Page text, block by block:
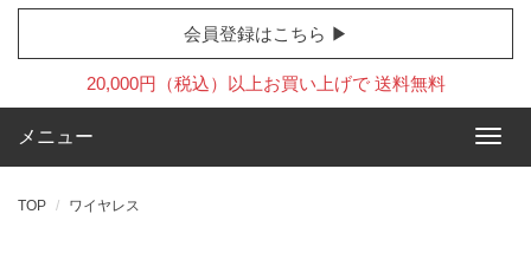
会員登録はこちら ▶
20,000円（税込）以上お買い上げで 送料無料
メニュー
TOP ワイヤレス